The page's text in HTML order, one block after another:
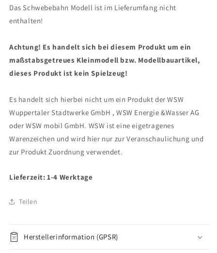
Das Schwebebahn Modell ist im Lieferumfang nicht
enthalten!
Achtung! Es handelt sich bei diesem Produkt um ein
maßstabsgetreues Kleinmodell bzw. Modellbauartikel,
dieses Produkt ist kein Spielzeug!
Es handelt sich hierbei nicht um ein Produkt der WSW
Wuppertaler Stadtwerke GmbH , WSW Energie &Wasser AG
oder WSW mobil GmbH. WSW ist eine eigetragenes
Warenzeichen und wird hier nur zur Veranschaulichung und
zur Produkt Zuordnung verwendet.
Lieferzeit: 1-4 Werktage
Teilen
Herstellerinformation (GPSR)